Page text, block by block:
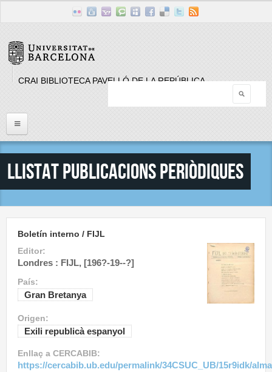
CRAI BIBLIOTECA PAVELLÓ DE LA REPÚBLICA
Inici
Llistat Publicacions periòdiques
Llistat Publicacions periòdiques
Boletín interno / FIJL
Editor:
Londres : FIJL, [196?-19--?]
País:
Gran Bretanya
Origen:
Exili republicà espanyol
Enllaç a CERCABIB:
https://cercabib.ub.edu/permalink/34CSUC_UB/15r9idk/